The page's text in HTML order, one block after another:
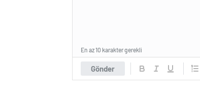
Gönder
En az 10 karakter gerekli